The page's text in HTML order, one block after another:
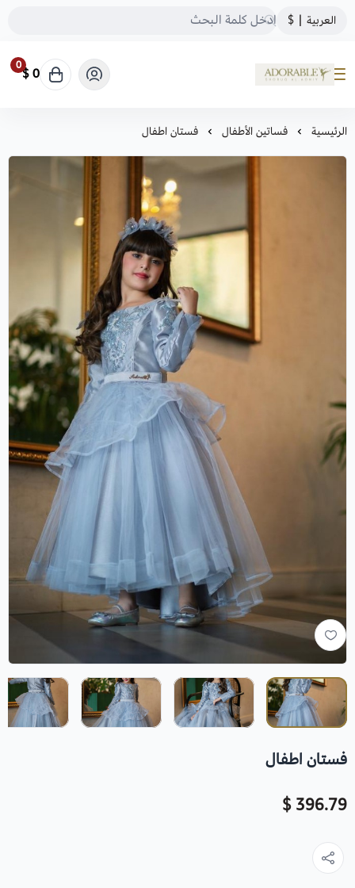
العربية |
$
ADORABLE
0 0 $
الرئيسية فساتين الأطفال فستان اطفال
فستان اطفال
396.79 $